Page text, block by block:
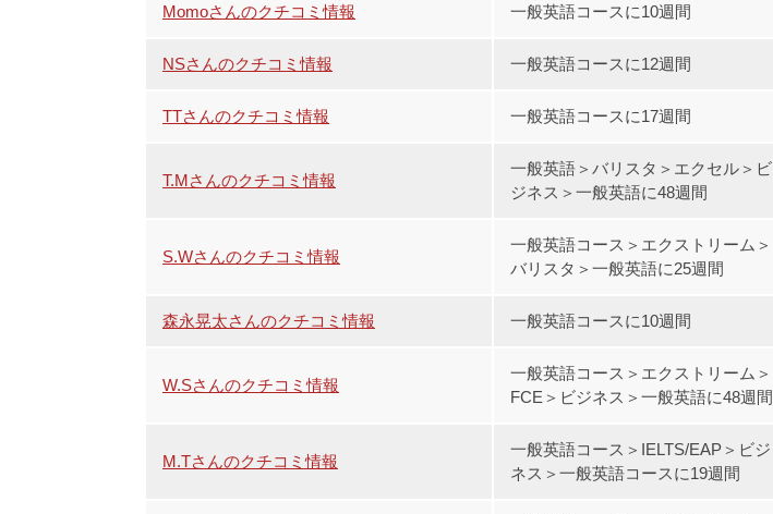
Momoさんのクチコミ情報 一般英語コースに10週間
NSさんのクチコミ情報 一般英語コースに12週間
TTさんのクチコミ情報 一般英語コースに17週間
T.Mさんのクチコミ情報
一般英語＞バリスタ＞エクセル＞ビ
ジネス＞一般英語に48週間
S.Wさんのクチコミ情報
一般英語コース＞エクストリーム＞
バリスタ＞一般英語に25週間
森永晃太さんのクチコミ情報 一般英語コースに10週間
W.Sさんのクチコミ情報
一般英語コース＞エクストリーム＞
FCE＞ビジネス＞一般英語に48週間
M.Tさんのクチコミ情報
一般英語コース＞IELTS/EAP＞ビジ
ネス＞一般英語コースに19週間